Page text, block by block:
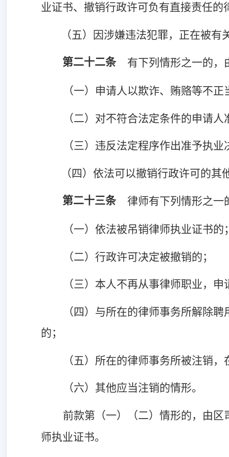
业证书、撤销行政许可负有直接责任的
（五）因涉嫌违法犯罪，正在被
第二十二条 有下列情形之一的，
（一）申请人以欺诈、贿赂等不
（二）对不符合法定条件的申请
（三）违反法定程序作出准予执业
（四）依法可以撤销行政许可的其
第二十三条 律师有下列情形之一
（一）依法被吊销律师执业证书的
（二）行政许可决定被撤销的；
（三）本人不再从事律师职业，申
（四）与所在的律师事务所解除
的；
（五）所在的律师事务所被注销
（六）其他应当注销的情形。
前款第（一）（二）情形的，由
师执业证书。